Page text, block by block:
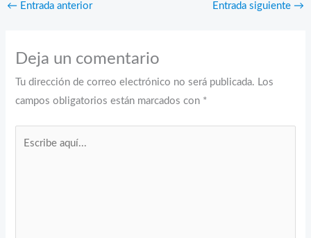
← Entrada anterior Entrada siguiente →
Deja un comentario
Tu dirección de correo electrónico no será publicada. Los
campos obligatorios están marcados con *